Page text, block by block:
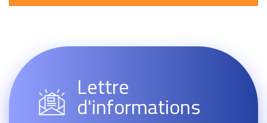
Lettre
d'informations